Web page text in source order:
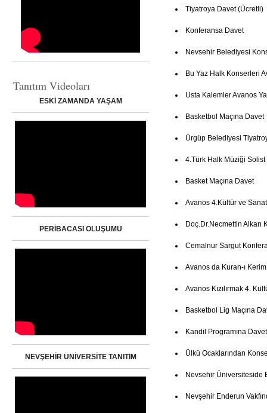
Tanıtım Videoları
ESKİ ZAMANDA YAŞAM
PERİBACASI OLUŞUMU
NEVŞEHİR ÜNİVERSİTE TANITIM
Tiyatroya Davet (Ücretli)
Konferansa Davet
Nevsehir Belediyesi
Bu Yaz Halk Konserleri
Usta Kalemler Avanos
Basketbol Maçına Davet
Ürgüp Belediyesi
4.Türk Halk Müziği Solist
Basket Maçına Davet
Avanos 4.Kültür ve
Doç.Dr.Necmettin Alkan
Cemalnur Sargut
Avanos da Kuran-ı
Avanos Kızılırmak 4.
Basketbol Lig Maçına
Kandil Programına Davet
Ülkü Ocaklarından
Nevsehir Üniversiteside
Nevşehir Enderun